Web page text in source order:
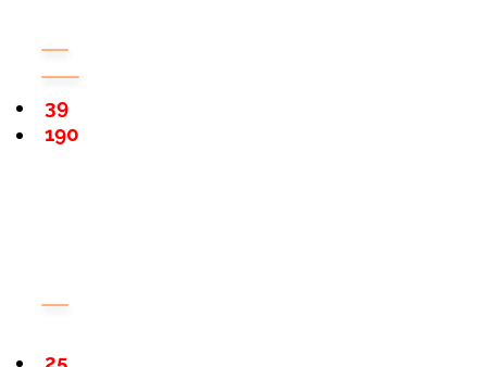
190
39
25